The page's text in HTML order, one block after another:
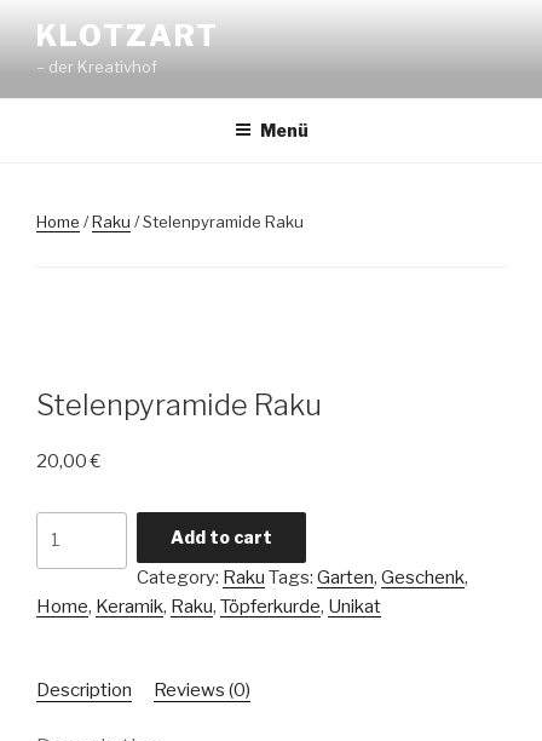
Inhalt
springen
KLOTZART
– der Kreativhof
Menü
Home /Raku / Stelenpyramide Raku
Stelenpyramide Raku
20,00€
Add to cart
Category: Raku Tags: Garten, Geschenk,
Home, Keramik, Raku, Töpferkurde, Unikat
Description Reviews (0)